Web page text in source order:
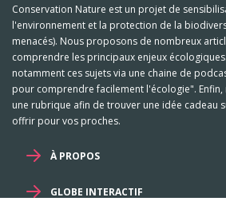
Conservation Nature est un projet de
l'environnement et la protection de la
menacés). Nous proposons de nombreux
comprendre les principaux enjeux
notamment ces sujets via une chaine de
pour comprendre facilement l'écologie".
une rubrique afin de trouver une idée cadeau
offrir pour vos proches.
À PROPOS
GLOBE INTERACTIF